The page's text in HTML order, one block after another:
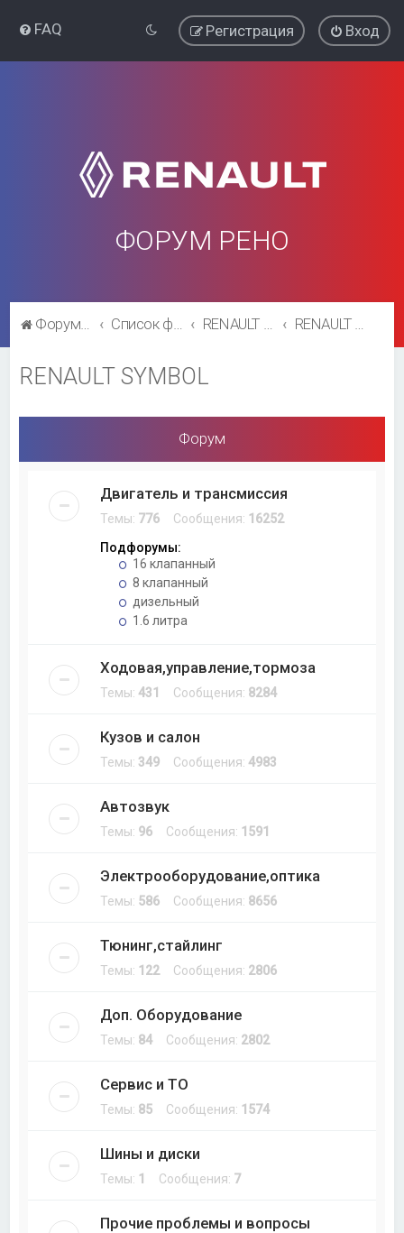
FAQ Вход
Регистрация
ФОРУМ РЕНО
Форум Рено Список форумов RENAULT SYMBOL RENAULT SYMBOL
RENAULT SYMBOL
Форум
Двигатель и трансмиссия
Темы: 776 Сообщения: 16252
Подфорумы:
16 клапанный
8 клапанный
дизельный
1.6 литра
Ходовая,управление,тормоза
Темы:431 Сообщения: 8284
Кузов и салон
Темы: 349 Сообщения:4983
Автозвук
Темы: 96 Сообщения: 1591
Электрооборудование,оптика
Темы: 586 Сообщения: 8656
Тюнинг,стайлинг
Темы: 122Сообщения: 2806
Доп. Оборудование
Темы: 84 Сообщения: 2802
Сервис и ТО
Темы: 85 Сообщения: 1574
Шины и диски
Темы: 1 Сообщения: 7
Прочие проблемы и вопросы